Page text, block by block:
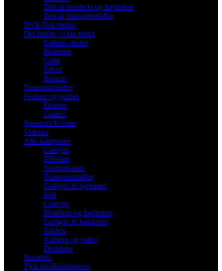
Test af headsets og højttalere
Test af transportmidler
Tech-Test mener
Det bedste vi har testet
Editors choice
Platinum
Gold
Silver
Bronze
Transportmidler
Feature og guides
Feature
Guides
Speakers Korner
Videoer
Alle kategorier
Gadgets
Tilbehør
Smartphones
Transportmidler
Gadgets til hjemmet
Spil
Laptops
Headsets og højttalere
Gadgets til køkkenet
Tablets
Kamera og video
Desktops
Business
Tjek bredbåndspriser